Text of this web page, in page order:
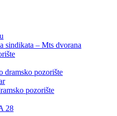
sindikata – Mts dvorana
dramsko pozorište
pozorište
28